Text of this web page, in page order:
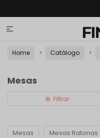

Home Catálogo
Mesas
Mesas Mesas Ratonas